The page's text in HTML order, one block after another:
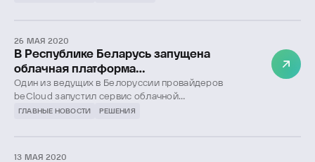
26 МАЯ 2020
В Республике Беларусь запущена
облачная платформа
видеоконференцсвязи на базе решения
IVA MCU
Один из ведущих в Белоруссии провайдеров
beСloud запустил сервис облачной
видеоконференцсвязи на базе платформы IVA MCU.
ГЛАВНЫЕ НОВОСТИ РЕШЕНИЯ
13 МАЯ 2020